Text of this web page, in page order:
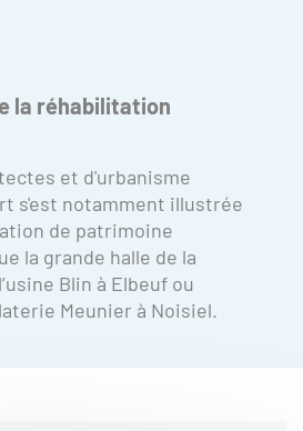
la réhabilitation
et d'urbanisme
s'est notamment illustrée
de patrimoine
la grande halle de la
Blin à Elbeuf ou
Meunier à Noisiel.